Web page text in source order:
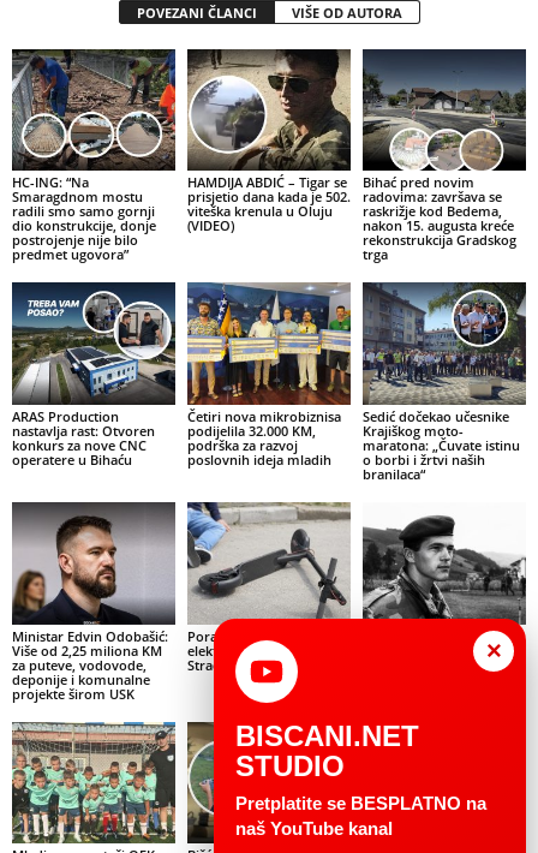
POVEZANI ČLANCI VIŠE OD AUTORA
HC-ING: “Na
Smaragdnom mostu
radili smo samo gornji
dio konstrukcije, donje
postrojenje nije bilo
predmet ugovora”
HAMDIJA ABDIĆ – Tigar se
prisjetio dana kada je 502.
viteška krenula u Oluju
(VIDEO)
Bihać pred novim
radovima: završava se
raskrižje kod Bedema,
nakon 15. augusta kreće
rekonstrukcija Gradskog
trga
ARAS Production
nastavlja rast: Otvoren
konkurs za nove CNC
operatere u Bihaću
Četiri nova mikrobiznisa
podijelila 32.000 KM,
podrška za razvoj
poslovnih ideja mladih
Sedić dočekao učesnike
Krajiškog moto-
maratona: „Čuvate istinu
o borbi i žrtvi naših
branilaca“
Ministar Edvin Odobašić:
Više od 2,25 miliona KM
za puteve, vodovode,
deponije i komunalne
projekte širom USK
Porast povreda djece na
električnim romobilima:
Stradaju glava, lice i ruke
General Izet Nanić: Heroj
Bosne i Hercegovine koji
×
BISCANI.NET
STUDIO
Pretplatite se BESPLATNO na
naš YouTube kanal